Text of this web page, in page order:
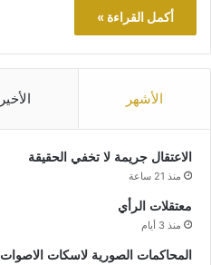
أكمل القراءة »
الأشهر
الاعتقال جريمة لا تخفي الحقيقة
منذ 21 ساعة
معتقلات الرأي
منذ 3 أيام
المحاكمات الصورية لاسكات